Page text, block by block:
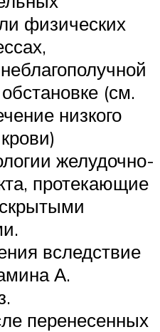
физических
(см.
низкого
желудочно-
протекающие
вследствие
А.
перенесенных